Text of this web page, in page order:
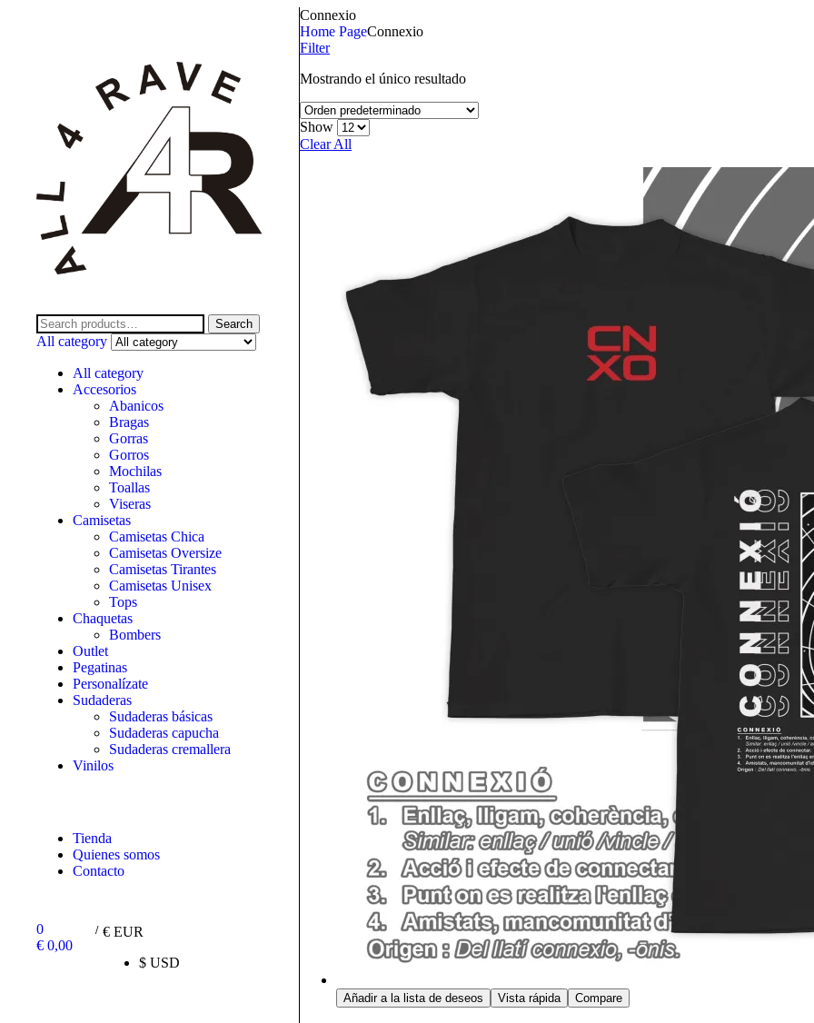
Search
All category
All category
Accesorios
Abanicos
Bragas
Gorras
Gorros
Mochilas
Toallas
Viseras
Camisetas
Camisetas Chica
Camisetas Oversize
Camisetas Tirantes
Camisetas Unisex
Tops
Chaquetas
Bombers
Outlet
Pegatinas
Personalízate
Sudaderas
Sudaderas básicas
Sudaderas capucha
Sudaderas cremallera
Vinilos
Tienda
Quienes somos
Contacto
0
€ 0,00
/ € EUR
$ USD
Connexio
Home PageConnexio
Filter
Mostrando el único resultado
Show
Clear All
Añadir a la lista de deseos Vista rápida Compare